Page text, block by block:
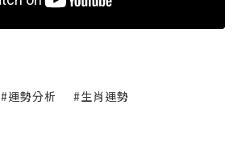
#運勢分析 #生肖運勢